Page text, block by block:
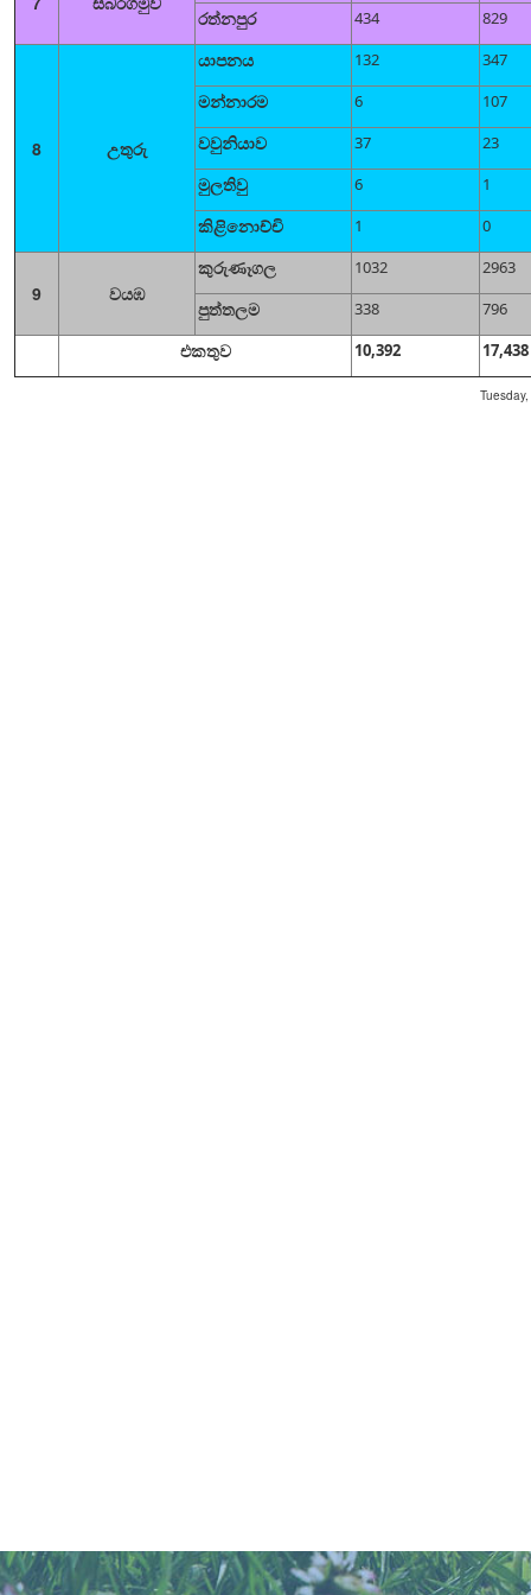
රත්නපුර 434 829
8 උතුරු
යාපනය 132 347
මන්නාරම 6 107
වවුනියාව 37 23
මුලතිවු 6 1
කිළිනොච්චි 1 0
9 වයඹ
කුරුණෑගල 1032 2963
පුත්තලම 338 796
එකතුව 10,392 17,438